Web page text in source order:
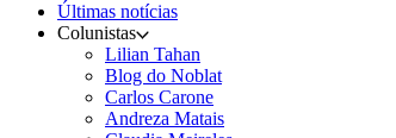
Últimas notícias
Colunistas
Lilian Tahan
Blog do Noblat
Carlos Carone
Andreza Matais